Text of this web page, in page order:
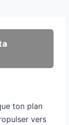
ton plan
vers